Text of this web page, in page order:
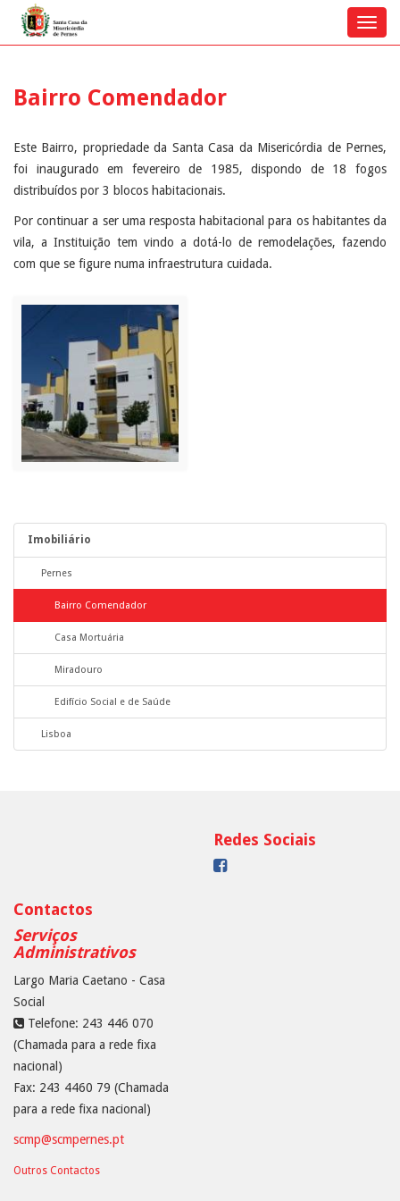
Bairro Comendador
Este Bairro, propriedade da Santa Casa da Misericórdia de Pernes,
foi inaugurado em fevereiro de 1985, dispondo de 18 fogos
distribuídos por 3 blocos habitacionais.
Por continuar a ser uma resposta habitacional para os habitantes da
vila, a Instituição tem vindo a dotá-lo de remodelações, fazendo
com que se figure numa infraestrutura cuidada.
Imobiliário
Pernes
Bairro Comendador
Casa Mortuária
Miradouro
Edifício Social e de Saúde
Lisboa
Redes Sociais
Contactos
Serviços
Administrativos
Largo Maria Caetano - Casa
Social
Telefone: 243 446 070
(Chamada para a rede fixa
nacional)
Fax: 243 4460 79 (Chamada
para a rede fixa nacional)
scmp@scmpernes.pt
Outros Contactos